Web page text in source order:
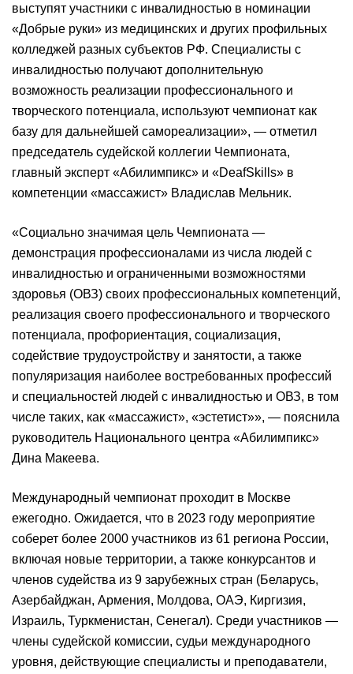
выступят участники с инвалидностью в номинации
«Добрые руки» из медицинских и других профильных
колледжей разных субъектов РФ. Специалисты с
инвалидностью получают дополнительную
возможность реализации профессионального и
творческого потенциала, используют чемпионат как
базу для дальнейшей самореализации», — отметил
председатель судейской коллегии Чемпионата,
главный эксперт «Абилимпикс» и «DeafSkills» в
компетенции «массажист» Владислав Мельник.
«Социально значимая цель Чемпионата —
демонстрация профессионалами из числа людей с
инвалидностью и ограниченными возможностями
здоровья (ОВЗ) своих профессиональных компетенций,
реализация своего профессионального и творческого
потенциала, профориентация, социализация,
содействие трудоустройству и занятости, а также
популяризация наиболее востребованных профессий
и специальностей людей с инвалидностью и ОВЗ, в том
числе таких, как «массажист», «эстетист»», — пояснила
руководитель Национального центра «Абилимпикс»
Дина Макеева.
Международный чемпионат проходит в Москве
ежегодно. Ожидается, что в 2023 году мероприятие
соберет более 2000 участников из 61 региона России,
включая новые территории, а также конкурсантов и
членов судейства из 9 зарубежных стран (Беларусь,
Азербайджан, Армения, Молдова, ОАЭ, Киргизия,
Израиль, Туркменистан, Сенегал). Среди участников —
члены судейской комиссии, судьи международного
уровня, действующие специалисты и преподаватели,